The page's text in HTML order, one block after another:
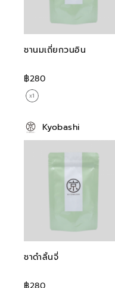
ชานมเถี่ยกวนอิน
฿280
Kyobashi
ชาดำลิ้นจี่